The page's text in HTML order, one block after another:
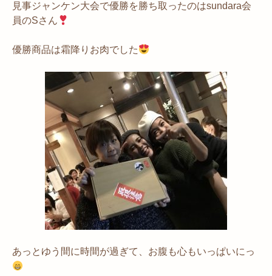
見事ジャンケン大会で優勝を勝ち取ったのはsundara会
員のSさん
優勝商品は霜降りお肉でした
あっとゆう間に時間が過ぎて、お腹も心もいっぱいにっ